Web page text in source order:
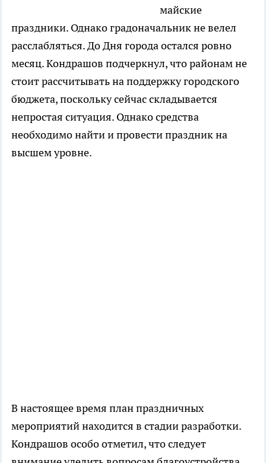
майские
праздники. Однако градоначальник не велел
расслабляться. До Дня города остался ровно
месяц. Кондрашов подчеркнул, что районам не
стоит рассчитывать на поддержку городского
бюджета, поскольку сейчас складывается
непростая ситуация. Однако средства
необходимо найти и провести праздник на
высшем уровне.
В настоящее время план праздничных
мероприятий находится в стадии разработки.
Кондрашов особо отметил, что следует